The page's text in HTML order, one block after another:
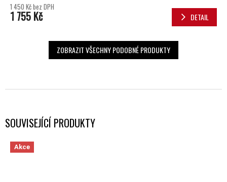
SOUVISEJÍCÍ PRODUKTY
Akce
1 450 Kč bez DPH
1 755 Kč DETAIL
ZOBRAZIT VŠECHNY PODOBNÉ PRODUKTY